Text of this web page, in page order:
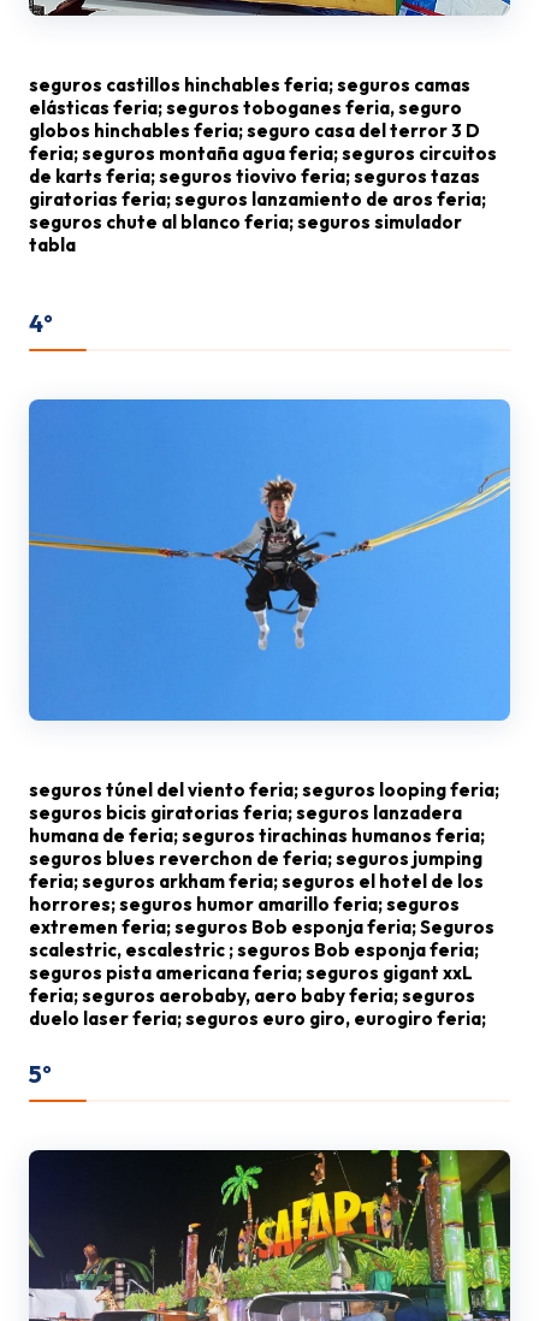
seguros castillos hinchables feria; seguros camas
elásticas feria; seguros toboganes feria, seguro
globos hinchables feria; seguro casa del terror 3 D
feria; seguros montaña agua feria; seguros circuitos
de karts feria; seguros tiovivo feria; seguros tazas
giratorias feria; seguros lanzamiento de aros feria;
seguros chute al blanco feria; seguros simulador
tabla
4º
seguros túnel del viento feria; seguros looping feria;
seguros bicis giratorias feria; seguros lanzadera
humana de feria; seguros tirachinas humanos feria;
seguros blues reverchon de feria; seguros jumping
feria; seguros arkham feria; seguros el hotel de los
horrores; seguros humor amarillo feria; seguros
extremen feria; seguros Bob esponja feria; Seguros
scalestric, escalestric ; seguros Bob esponja feria;
seguros pista americana feria; seguros gigant xxL
feria; seguros aerobaby, aero baby feria; seguros
duelo laser feria; seguros euro giro, eurogiro feria;
5º